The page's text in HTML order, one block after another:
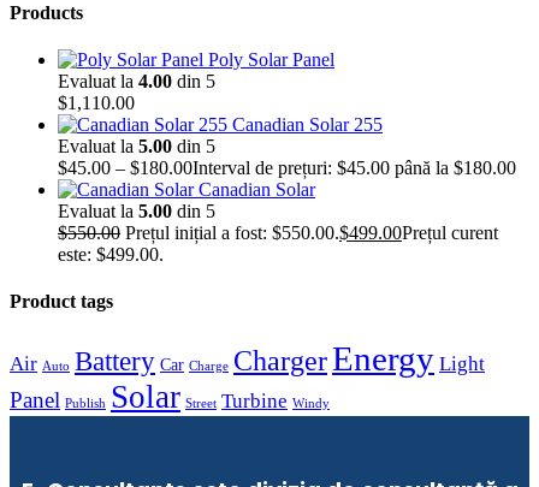
Products
Poly Solar Panel
Evaluat la 4.00 din 5
$1,110.00
Canadian Solar 255
Evaluat la 5.00 din 5
$45.00 – $180.00Interval de prețuri: $45.00 până la $180.00
Canadian Solar
Evaluat la 5.00 din 5
$550.00 Prețul inițial a fost: $550.00.$499.00Prețul curent
este: $499.00.
Product tags
Air Auto Battery Car Charge ChargerEnergy Light
Panel Publish Solar Street Turbine Windy